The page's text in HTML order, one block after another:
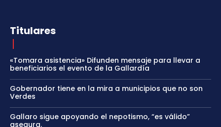
Titulares
«Tomara asistencia» Difunden mensaje para llevar a
beneficiarios el evento de la Gallardía
Gobernador tiene en la mira a municipios que no son
Verdes
Gallaro sigue apoyando el nepotismo, “es válido”
asegura.